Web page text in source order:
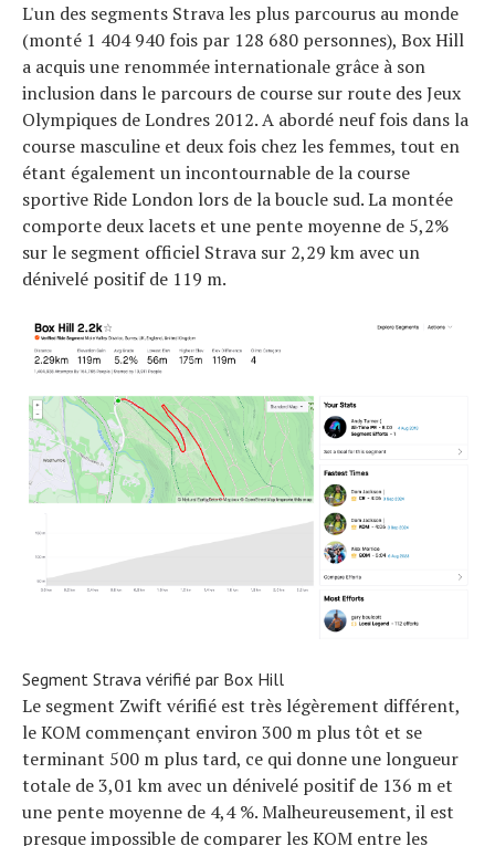
L'un des segments Strava les plus parcourus au monde
(monté 1 404 940 fois par 128 680 personnes), Box Hill
a acquis une renommée internationale grâce à son
inclusion dans le parcours de course sur route des Jeux
Olympiques de Londres 2012. A abordé neuf fois dans la
course masculine et deux fois chez les femmes, tout en
étant également un incontournable de la course
sportive Ride London lors de la boucle sud. La montée
comporte deux lacets et une pente moyenne de 5,2%
sur le segment officiel Strava sur 2,29 km avec un
dénivelé positif de 119 m.
Segment Strava vérifié par Box Hill
Le segment Zwift vérifié est très légèrement différent,
le KOM commençant environ 300 m plus tôt et se
terminant 500 m plus tard, ce qui donne une longueur
totale de 3,01 km avec un dénivelé positif de 136 m et
une pente moyenne de 4,4 %. Malheureusement, il est
presque impossible de comparer les KOM entre les